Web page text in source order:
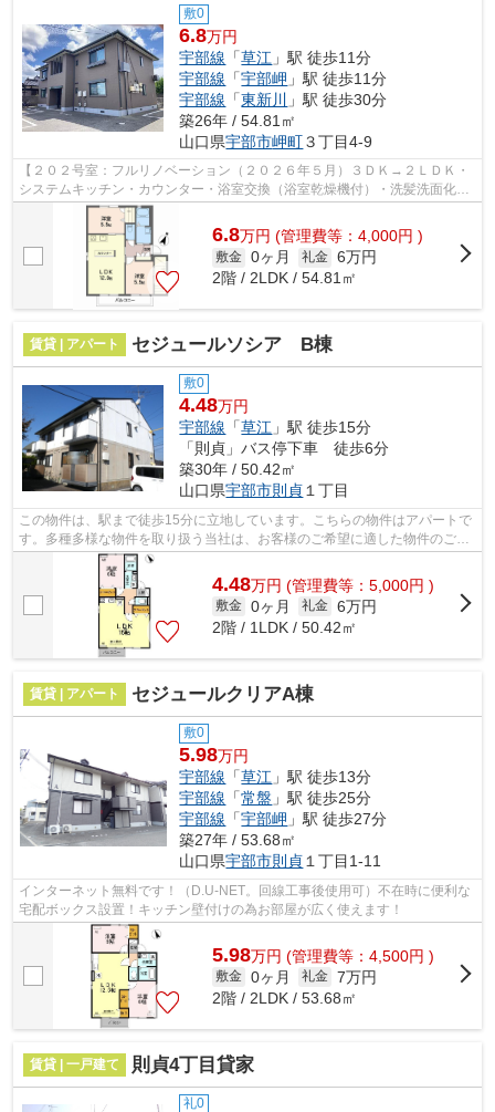
敷0
6.8万円
宇部線 「草江 」駅 徒歩11分
宇部線 「宇部岬 」駅 徒歩11分
宇部線 「東新川 」駅 徒歩30分
築26年 / 54.81㎡
山口県宇部市岬町３丁目4-9
【２０２号室：フルリノベーション（２０２６年５月）３ＤＫ→２ＬＤＫ・
システムキッチン・カウンター・浴室交換（浴室乾燥機付）・洗髪洗面化粧
台・複層ガラス・室内物干し・ＷＩＣ新...
6.8万円 (管理費等：4,000円 )
敷金 0ヶ月 礼金 6万円
2階 / 2LDK / 54.81㎡
賃貸 | アパート セジュールソシア B棟
敷0
4.48万円
宇部線 「草江 」駅 徒歩15分
「則貞」バス停下車 徒歩6分
築30年 / 50.42㎡
山口県宇部市則貞１丁目
この物件は、駅まで徒歩15分に立地しています。こちらの物件はアパートで
す。多種多様な物件を取り扱う当社は、お客様のご希望に適した物件のご紹
介をさせていただきます。こだわりた...
4.48万円 (管理費等：5,000円 )
敷金 0ヶ月 礼金 6万円
2階 / 1LDK / 50.42㎡
賃貸 | アパート セジュールクリアA棟
敷0
5.98万円
宇部線 「草江 」駅 徒歩13分
宇部線 「常盤 」駅 徒歩25分
宇部線 「宇部岬 」駅 徒歩27分
築27年 / 53.68㎡
山口県宇部市則貞 １丁目1-11
インターネット無料です！（D.U-NET。回線工事後使用可）不在時に便利な
宅配ボックス設置！キッチン壁付けの為お部屋が広く使えます！
5.98万円 (管理費等：4,500円 )
敷金 0ヶ月 礼金 7万円
2階 / 2LDK / 53.68㎡
賃貸 | 一戸建て 則貞4丁目貸家
礼0